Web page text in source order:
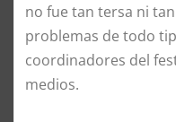
no fue tan tersa ni
problemas de todo
coordinadores del
medios.